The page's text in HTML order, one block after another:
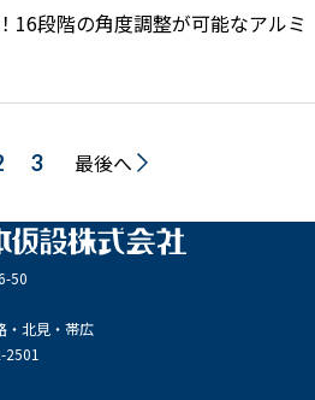
16段階の角度調整が可能なアルミ
3 最後へ
50
・北見・帯広